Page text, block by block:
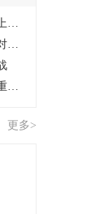
更多>